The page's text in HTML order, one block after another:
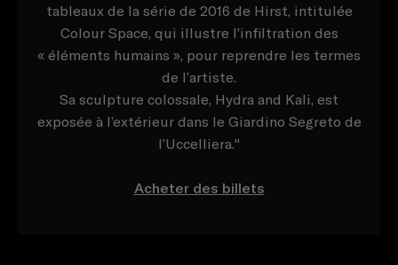
tableaux de la série de 2016 de Hirst, intitulée
Colour Space, qui illustre l’infiltration des
« éléments humains », pour reprendre les termes
de l’artiste.
Sa sculpture colossale, Hydra and Kali, est
exposée à l’extérieur dans le Giardino Segreto de
l’Uccelliera."
Acheter des billets